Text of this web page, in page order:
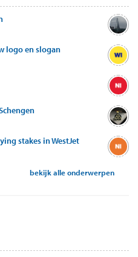
logo en slogan
stakes in WestJet
bekijk alle onderwerpen